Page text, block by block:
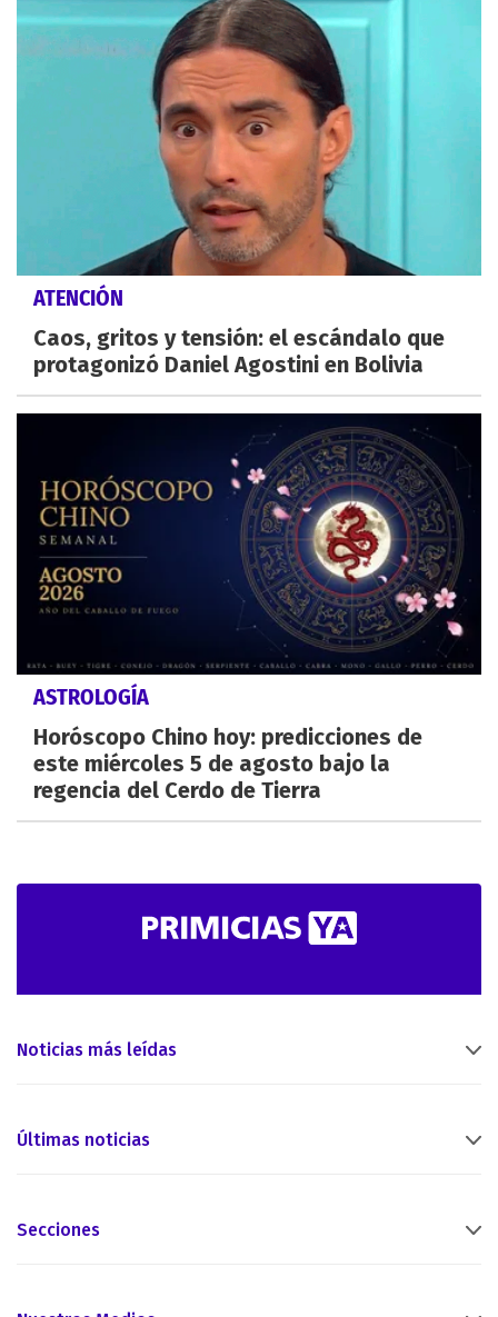
ATENCIÓN
Caos, gritos y tensión: el escándalo que
protagonizó Daniel Agostini en Bolivia
ASTROLOGÍA
Horóscopo Chino hoy: predicciones de
este miércoles 5 de agosto bajo la
regencia del Cerdo de Tierra
Noticias más leídas
Últimas noticias
Secciones